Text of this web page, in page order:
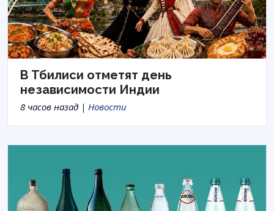
В Тбилиси отметят день
независимости Индии
8 часов назад | Новости